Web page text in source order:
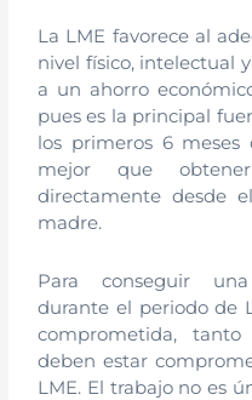
La LME favorece al
nivel físico, intelectual
a un ahorro
pues es la principal
los primeros 6
mejor que
directamente desde
madre.
Para conseguir
durante el periodo de
comprometida,
deben estar
LME. El trabajo no es